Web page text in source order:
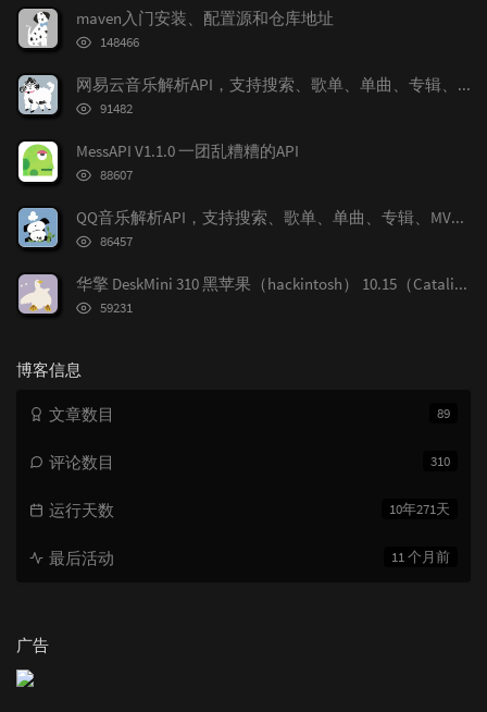
文
章
评
maven入门安装、配置源和仓库地址
浏
次
数:
148466
网易云音乐解析API，支持搜索、歌单、单曲、专辑、MV解析、多音质切换、图片大小切换
浏
次
数:
91482
MessAPI V1.1.0 一团乱糟糟的API
浏
次
数:
88607
QQ音乐解析API，支持搜索、歌单、单曲、专辑、MV解析、多音质切换
浏
次
数:
86457
华擎 DeskMini 310 黑苹果（hackintosh） 10.15（Catalina） OpenCore配置
浏
59231
博客信息
89
文章数目
310
评论数目
10年271天
运行天数
11 个月前
最后活动
广告